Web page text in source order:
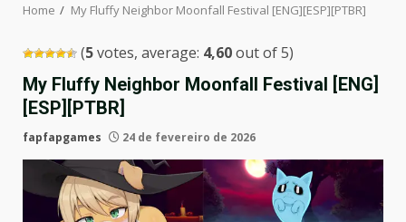
Home My Fluffy Neighbor Moonfall Festival [ENG][ESP][PTBR]
(5votes, average: 4,60out of 5)
My Fluffy Neighbor Moonfall Festival [ENG]
[ESP][PTBR]
fapfapgames 24 de fevereiro de 2026